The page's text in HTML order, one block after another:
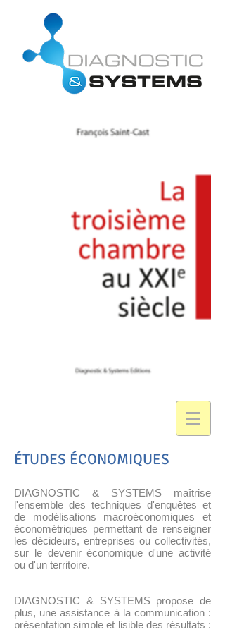
ÉTUDES ÉCONOMIQUES
DIAGNOSTIC & SYSTEMS maîtrise
l'ensemble des techniques d'enquêtes et
de modélisations macroéconomiques et
économétriques permettant de renseigner
les décideurs, entreprises ou collectivités,
sur le devenir économique d'une activité
ou d'un territoire.
DIAGNOSTIC & SYSTEMS propose de
plus, une assistance à la communication :
présentation simple et lisible des résultats ;